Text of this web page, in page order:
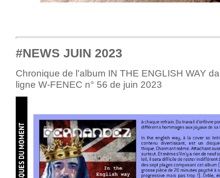
#NEWS JUIN 2023
Chronique de l'album IN THE ENGLISH WAY
ligne W-FENEC n° 56 de juin 2023